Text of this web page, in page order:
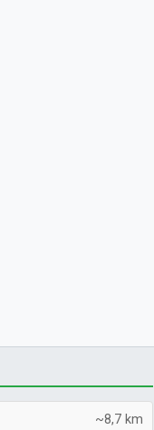
~8,7 km